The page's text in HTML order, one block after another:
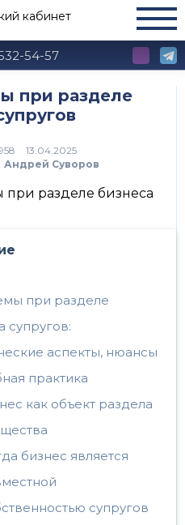
54-57
при разделе
Андрей Суворов
при разделе
супругов:
аспекты, нюансы
практика
как объект раздела
бизнес является
супругов